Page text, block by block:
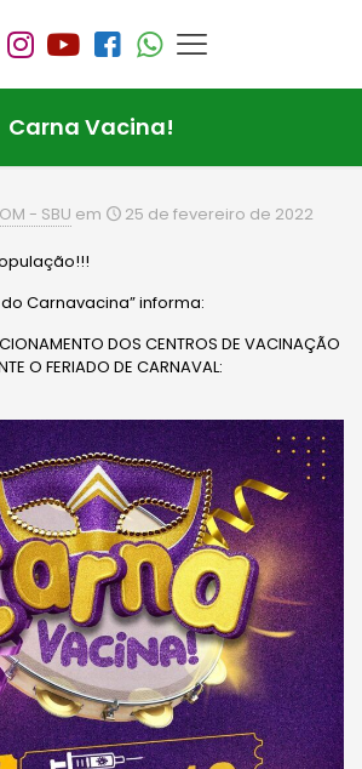
Carna Vacina!
- SBU em 25 de fevereiro de 2022
Carnavacina” informa:
DOS CENTROS DE VACINAÇÃO
O FERIADO DE CARNAVAL: